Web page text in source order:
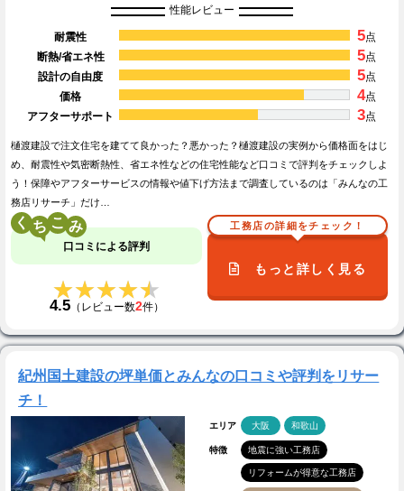
性能レビュー
耐震性 5点
断熱/省エネ性
5点
設計の自由度
5点
価格
4点
アフターサポート
3点
樋渡建設で注文住宅を建てて良かった？悪かった？樋渡建設の実例から価格面をはじ
め、耐震性や気密断熱性、省エネ性などの住宅性能など口コミで評判をチェックしよ
う！保障やアフターサービスの情報や値下げ方法まで調査しているのは「みんなの工
務店リサーチ」だけ…
く こ
口コミによる評判
★★★★★
★★★★★
4.5（レビュー数2件）
工務店の詳細をチェック！
もっと詳しく見る
紀州国土建設の坪単価とみんなの口コミや評判をリサー
チ！
エリア 大阪 和歌山
特徴 地震に強い工務店
リフォームが得意な工務店